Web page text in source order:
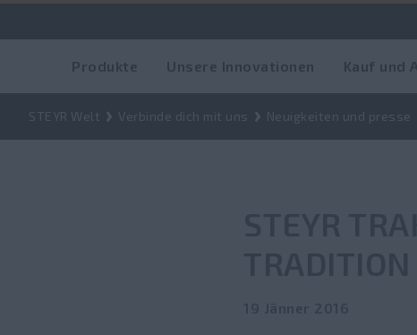
Produkte Unsere Innovationen Kauf und
STEYR Welt Verbinde dich mit uns Neuigkeiten und presse